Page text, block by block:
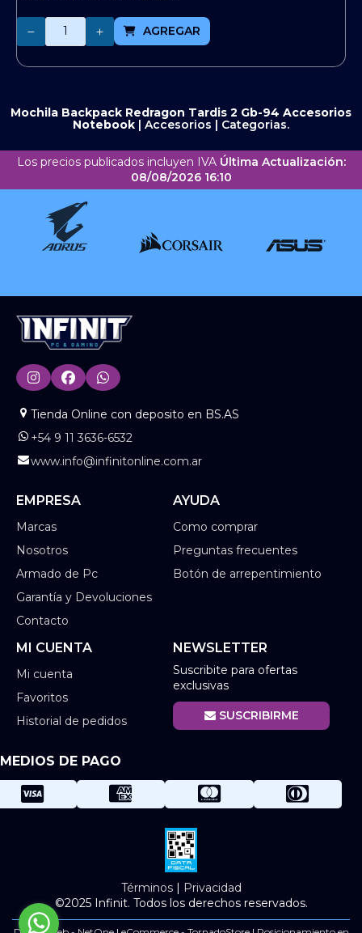
AGREGAR
Mochila Backpack Redragon Tardis 2 Gb-94 Accesorios
Notebook | Accesorios | Categorias.
Los precios publicados incluyen IVA Última Actualización:
08/08/2026 16:10
Tienda Online con deposito en BS.AS
+54 9 11 3636-6532
www.info@infinitonline.com.ar
EMPRESA
Marcas
Nosotros
Armado de Pc
Garantía y Devoluciones
Contacto
AYUDA
Como comprar
Preguntas frecuentes
Botón de arrepentimiento
MI CUENTA
Mi cuenta
Favoritos
Historial de pedidos
NEWSLETTER
Suscribite para ofertas
exclusivas
SUSCRIBIRME
MEDIOS DE PAGO
©2025 Infinit. Todos los derechos reservados.
Términos| Privacidad